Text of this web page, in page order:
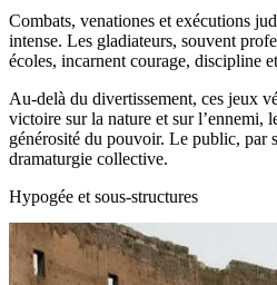
Combats, venationes et exécutions
intense. Les gladiateurs, souvent
écoles, incarnent courage, discipline
Au-delà du divertissement, ces jeux
victoire sur la nature et sur l’ennemi,
générosité du pouvoir. Le public, par
dramaturgie collective.
Hypogée et sous-structures